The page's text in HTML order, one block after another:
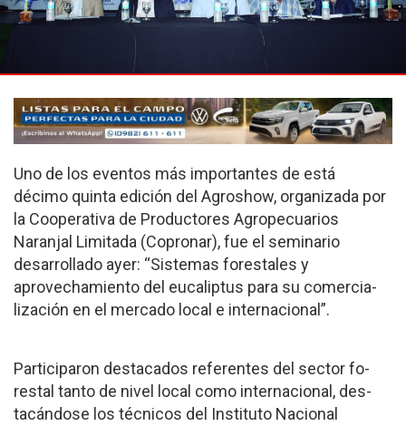
Uno de los eventos más importantes de está
décimo quinta edición del Agros­how, organizada por
la Cooperativa de Producto­res Agropecuarios
Naranjal Limitada (Copronar), fue el seminario
desarrollado ayer: “Sistemas forestales y
aprovechamiento del eu­caliptus para su comercia­
lización en el mercado local e internacional”.
Participaron destacados referentes del sector fo­
restal tanto de nivel local como internacional, des­
tacándose los técnicos del Instituto Nacional